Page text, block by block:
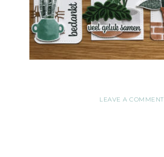
LEAVE A COMMENT